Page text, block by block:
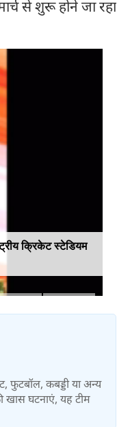
से शुरू होने जा रहा
क्रिकेट स्टेडियम
फुटबॉल, कबड्डी या अन्य
घटनाएं, यह टीम